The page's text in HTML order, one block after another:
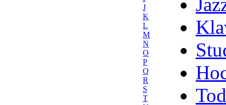
J
K
L
M
N
O
P
Q
R
S
T